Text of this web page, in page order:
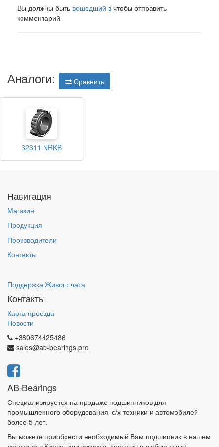
Вы должны быть вошедший в чтобы отправить
комментарий
Аналоги: Сравнить
32311 NRKB
Навигация
Магазин
Продукция
Производители
Контакты
Поддержка Живого чата
Контакты
Карта проезда
Новости
+380674425486
sales@ab-bearings.pro
AB-Bearings
Специализируется на продаже подшипников для
промышленного оборудования, с/х техники и автомобилей
более 5 лет.
Вы можете приобрести необходимый Вам подшипник в нашем